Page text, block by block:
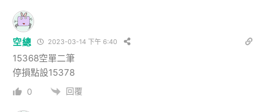
空總 2023-03-14 下午 6:40
15368空單二筆
停損點設15378
0 回覆